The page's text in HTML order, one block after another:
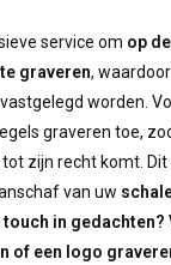
service om op
graveren,
worden.
graveren toe,
zijn recht komt.
van uw
touch in gedachten?
of een logo